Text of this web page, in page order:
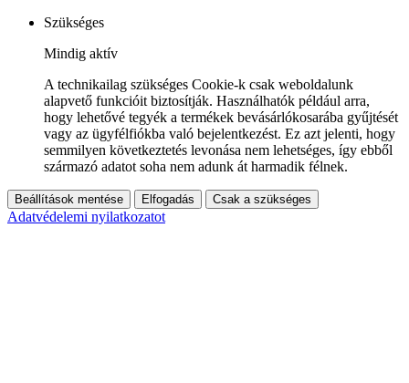
Szükséges
Mindig aktív
A technikailag szükséges Cookie-k csak weboldalunk
alapvető funkcióit biztosítják. Használhatók például arra,
hogy lehetővé tegyék a termékek bevásárlókosarába gyűjtését
vagy az ügyfélfiókba való bejelentkezést. Ez azt jelenti, hogy
semmilyen következtetés levonása nem lehetséges, így ebből
származó adatot soha nem adunk át harmadik félnek.
Beállítások mentése Elfogadás Csak a szükséges
Adatvédelemi nyilatkozatot